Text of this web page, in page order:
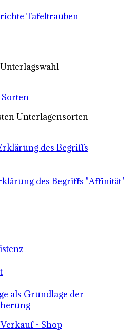
Tafeltrauben
Unterlagensorten
des Begriffs
des Begriffs "Affinität"
als Grundlage der
- Shop